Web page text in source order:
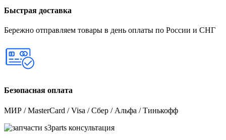
Быстрая доставка
Бережно отправляем товары в день оплаты по России и СНГ
Безопасная оплата
МИР / MasterCard / Visa / Сбер / Альфа / Тинькофф